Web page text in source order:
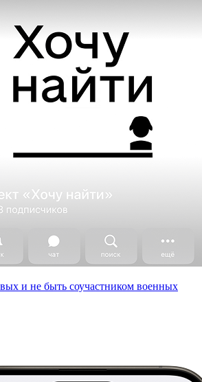
и не быть соучастником военных